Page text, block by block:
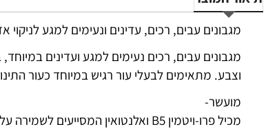
מגבונים עבים, רכים, עדינים ונעימים למגע
מגבונים עבים, רכים נעימים למגע ועדינים
וצבע. מתאימים לבעלי עור רגיש במיוחד כעור
מועשר-
מכיל פרו-ויטמין B5 ואלנטואין המסייעים לשמירה על בריאות העור ותמצית קמומיל להרגעה.